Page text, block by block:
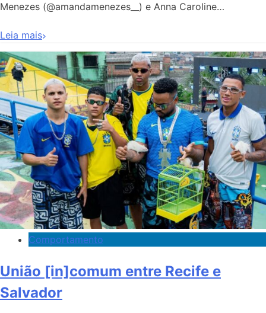
Menezes (@amandamenezes__) e Anna Caroline…
Leia mais
Comportamento
União [in]comum entre Recife e
Salvador